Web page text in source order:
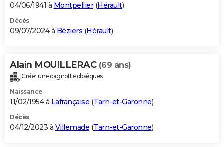
04/06/1941 à Montpellier(Hérault)
Décès
09/07/2024 à Béziers (Hérault)
Alain MOUILLERAC (69 ans)
Créer une cagnotte obsèques
Naissance
11/02/1954 à Lafrançaise (Tarn-et-Garonne)
Décès
04/12/2023 à Villemade (Tarn-et-Garonne)